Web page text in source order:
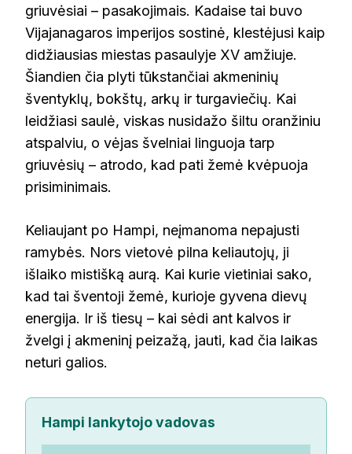
griuvėsiai – pasakojimais. Kadaise tai buvo
Vijajanagaros imperijos sostinė, klestėjusi kaip
didžiausias miestas pasaulyje XV amžiuje.
Šiandien čia plyti tūkstančiai akmeninių
šventyklų, bokštų, arkų ir turgaviečių. Kai
leidžiasi saulė, viskas nusidažo šiltu oranžiniu
atspalviu, o vėjas švelniai linguoja tarp
griuvėsių – atrodo, kad pati žemė kvėpuoja
prisiminimais.
Keliaujant po Hampi, neįmanoma nepajusti
ramybės. Nors vietovė pilna keliautojų, ji
išlaiko mistišką aurą. Kai kurie vietiniai sako,
kad tai šventoji žemė, kurioje gyvena dievų
energija. Ir iš tiesų – kai sėdi ant kalvos ir
žvelgi į akmeninį peizažą, jauti, kad čia laikas
neturi galios.
Hampi lankytojo vadovas